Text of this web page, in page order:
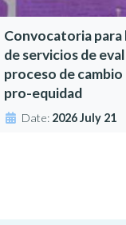
Convocatoria
de servicios de
proceso de
pro-equidad
Date: 2026 July 21